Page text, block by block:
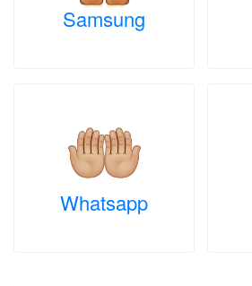
Samsung
Whatsapp